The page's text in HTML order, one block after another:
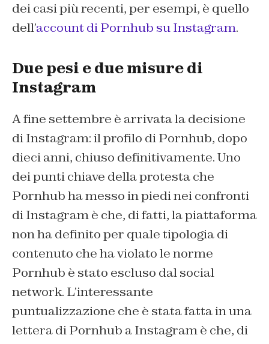
dei casi più recenti, per esempi, è quello
dell’account di Pornhub su Instagram.
Due pesi e due misure di
Instagram
A fine settembre è arrivata la decisione
di Instagram: il profilo di Pornhub, dopo
dieci anni, chiuso definitivamente. Uno
dei punti chiave della protesta che
Pornhub ha messo in piedi nei confronti
di Instagram è che, di fatti, la piattaforma
non ha definito per quale tipologia di
contenuto che ha violato le norme
Pornhub è stato escluso dal social
network. L’interessante
puntualizzazione che è stata fatta in una
lettera di Pornhub a Instagram è che, di